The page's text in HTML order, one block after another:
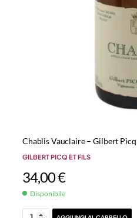
Chablis Vauclaire – Gilbert
GILBERT PICQ ET FILS
34,00€
Disponibile